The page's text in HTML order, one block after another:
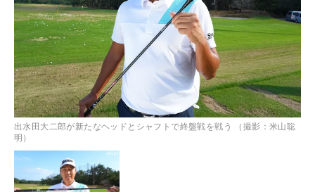
出水田大二郎が新たなヘッドとシャフトで終盤戦を戦う （撮影：米山聡
明）